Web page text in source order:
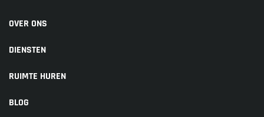
OVER ONS
DIENSTEN
RUIMTE HUREN
BLOG